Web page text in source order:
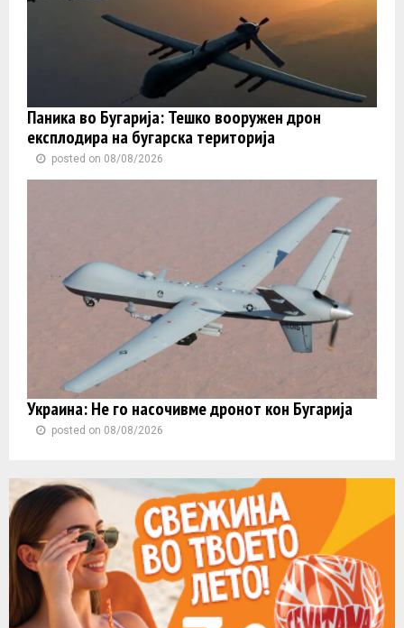
Паника во Бугарија: Тешко вооружен дрон
експлодира на бугарска територија
posted on 08/08/2026
Украина: Не го насочивме дронот кон Бугарија
posted on 08/08/2026